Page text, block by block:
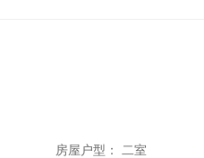
房屋户型： 二室